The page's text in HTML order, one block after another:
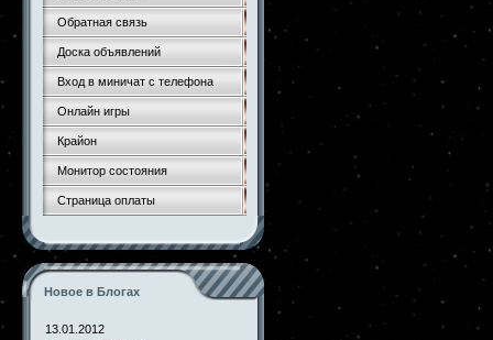
Обратная связь
Доска объявлений
Вход в миничат с телефона
Онлайн игры
Крайон
Монитор состояния
Страница оплаты
Новое в Блогах
13.01.2012